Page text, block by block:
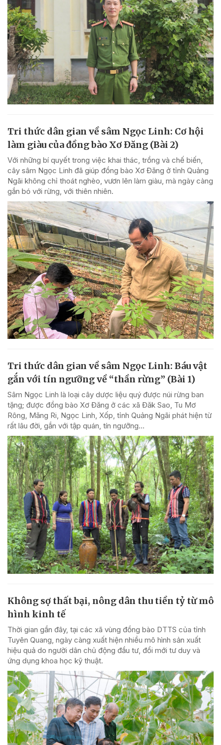
Tri thức dân gian về sâm Ngọc Linh: Cơ hội
làm giàu của đồng bào Xơ Đăng (Bài 2)
Với những bí quyết trong việc khai thác, trồng và chế biến,
cây sâm Ngọc Linh đã giúp đồng bào Xơ Đăng ở tỉnh Quảng
Ngãi không chỉ thoát nghèo, vươn lên làm giàu, mà ngày càng
gắn bó với rừng, với thiên nhiên.
Tri thức dân gian về sâm Ngọc Linh: Báu vật
gắn với tín ngưỡng về “thần rừng” (Bài 1)
Sâm Ngọc Linh là loại cây dược liệu quý được núi rừng ban
tặng; được đồng bào Xơ Đăng ở các xã Đăk Sao, Tu Mơ
Rông, Măng Ri, Ngọc Linh, Xốp, tỉnh Quảng Ngãi phát hiện từ
rất lâu đời, gắn với tập quán, tín ngưỡng...
Không sợ thất bại, nông dân thu tiền tỷ từ mô
hình kinh tế
Thời gian gần đây, tại các xã vùng đồng bào DTTS của tỉnh
Tuyên Quang, ngày càng xuất hiện nhiều mô hình sản xuất
hiệu quả do người dân chủ động đầu tư, đổi mới tư duy và
ứng dụng khoa học kỹ thuật.